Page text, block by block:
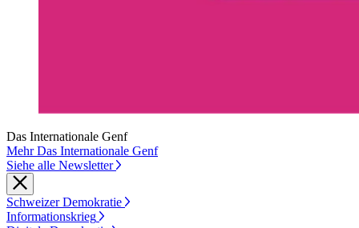
Das Internationale Genf
Mehr Das Internationale Genf
Siehe alle Newsletter
Schweizer Demokratie
Informationskrieg